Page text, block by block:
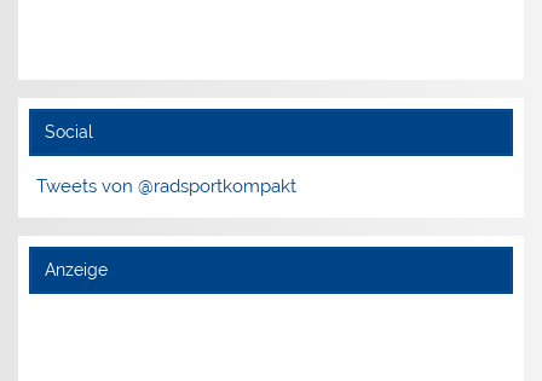
Social
Tweets von @radsportkompakt
Anzeige